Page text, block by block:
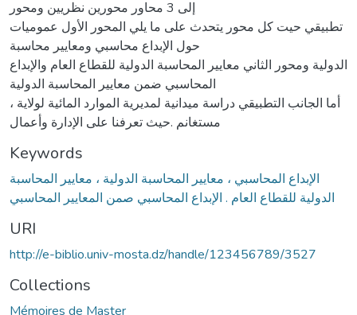
إلى 3 محاور محورين نظريين ومحور
تطبيقي حيت كل محور يتحدث على ما يلي المحور الأول عموميات
حول الإبداع محاسبي ومعايير محاسبة
الدولية ومحور الثاني معايير المحاسبة الدولية للقطاع العام والإبداع
المحاسبي ضمن معايير المحاسبة الدولية
، أما الجانب التطبيقي دراسة ميدانية لمديرية الموارد المائية لولاية
مستغانم .حيث تعرفنا على الإدارة وأعمال
Keywords
الإبداع المحاسبي ، معايير المحاسبة الدولية ، معايير المحاسبة
الدولية للقطاع العام . الإبداع المحاسبي صمن المعايير المحاسبي
URI
http://e-biblio.univ-mosta.dz/handle/123456789/3527
Collections
Mémoires de Master